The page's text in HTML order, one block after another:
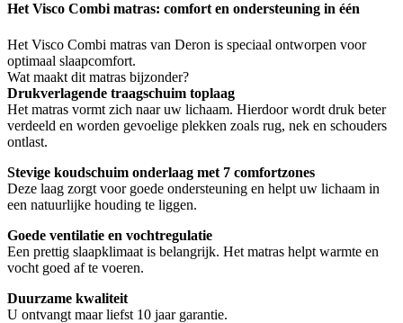
Het Visco Combi matras: comfort en ondersteuning in één
Het Visco Combi matras van Deron is speciaal ontworpen voor
optimaal slaapcomfort.
Wat maakt dit matras bijzonder?
Drukverlagende traagschuim toplaag
Het matras vormt zich naar uw lichaam. Hierdoor wordt druk beter
verdeeld en worden gevoelige plekken zoals rug, nek en schouders
ontlast.
Stevige koudschuim onderlaag met 7 comfortzones
Deze laag zorgt voor goede ondersteuning en helpt uw lichaam in
een natuurlijke houding te liggen.
Goede ventilatie en vochtregulatie
Een prettig slaapklimaat is belangrijk. Het matras helpt warmte en
vocht goed af te voeren.
Duurzame kwaliteit
U ontvangt maar liefst 10 jaar garantie.